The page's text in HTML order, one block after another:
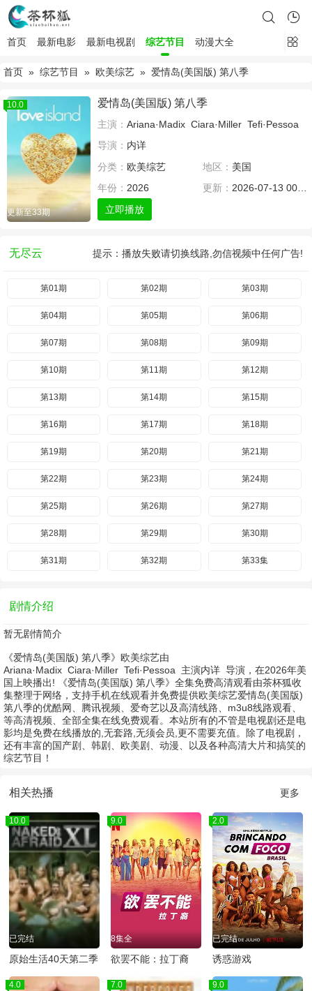
首页 最新电影 最新电视剧 综艺节目 动漫大全
首页 » 综艺节目 » 欧美综艺 » 爱情岛(美国版) 第八季
10.0
更新至33期
爱情岛(美国版) 第八季
主演： Ariana·Madix Ciara·Miller Tefi·Pessoa
导演： 内详
分类： 欧美综艺 地区： 美国
年份： 2026 更新： 2026-07-13 00:00
立即播放
无尽云 提示：播放失败请切换线路,勿信视频中任何广告!
第01期 第02期 第03期
第04期 第05期 第06期
第07期 第08期 第09期
第10期 第11期 第12期
第13期 第14期 第15期
第16期 第17期 第18期
第19期 第20期 第21期
第22期 第23期 第24期
第25期 第26期 第27期
第28期 第29期 第30期
第31期 第32期 第33集
剧情介绍
暂无剧情简介
《爱情岛(美国版) 第八季》欧美综艺由
Ariana·Madix Ciara·Miller Tefi·Pessoa 主演内详 导演，在2026年美
国上映播出! 《爱情岛(美国版) 第八季》全集免费高清观看由茶杯狐收
集整理于网络，支持手机在线观看并免费提供欧美综艺爱情岛(美国版)
第八季的优酷网、腾讯视频、爱奇艺以及高清线路、m3u8线路观看、
等高清视频、全部全集在线免费观看。本站所有的不管是电视剧还是电
影均是免费在线播放的,无套路,无须会员,更不需要充值。除了电视剧，
还有丰富的国产剧、韩剧、欧美剧、动漫、以及各种高清大片和搞笑的
综艺节目！
相关热播 更多
10.0
已完结
原始生活40天第二季
9.0
8集全
欲罢不能：拉丁裔
2.0
已完结
诱惑游戏
4.0 7.0 9.0